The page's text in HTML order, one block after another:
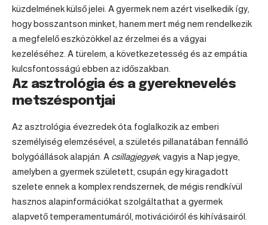
küzdelmének külső jelei. A gyermek nem azért viselkedik így,
hogy bosszantson minket, hanem mert még nem rendelkezik
a megfelelő eszközökkel az érzelmei és a vágyai
kezeléséhez. A türelem, a következetesség és az empátia
kulcsfontosságú ebben az időszakban.
Az asztrológia és a gyereknevelés
metszéspontjai
Az asztrológia évezredek óta foglalkozik az emberi
személyiség elemzésével, a születés pillanatában fennálló
bolygóállások alapján. A csillagjegyek, vagyis a Nap jegye,
amelyben a gyermek született, csupán egy kiragadott
szelete ennek a komplex rendszernek, de mégis rendkívül
hasznos alapinformációkat szolgáltathat a gyermek
alapvető temperamentumáról, motivációiról és kihívásairól.